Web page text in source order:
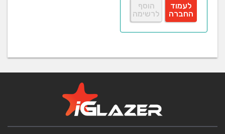
לעמוד
החברה
הוסף
לרשימה